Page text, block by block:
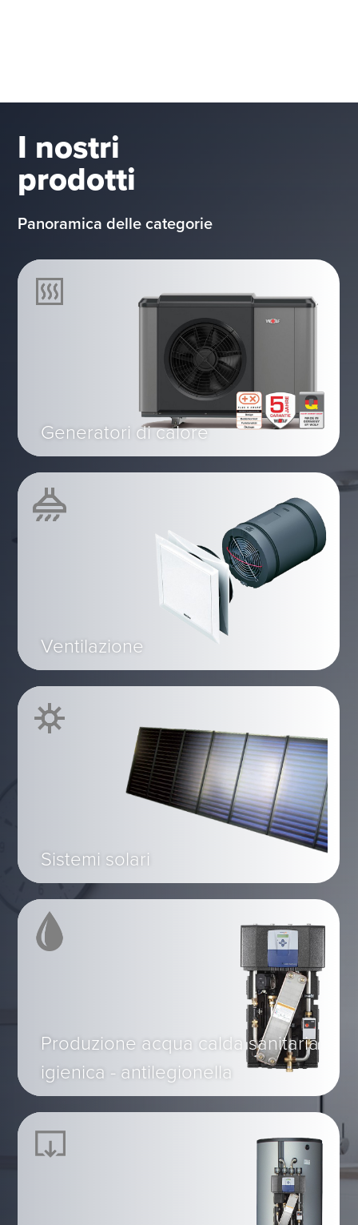
I nostri
prodotti
Panoramica delle categorie
Generatori di calore
Ventilazione
Sistemi solari
Produzione acqua calda sanitaria
igienica - antilegionella